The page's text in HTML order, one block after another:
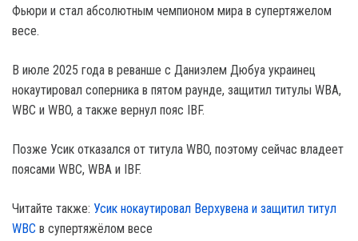
Фьюри и стал абсолютным чемпионом мира в супертяжелом
весе.
В июле 2025 года в реванше с Даниэлем Дюбуа украинец
нокаутировал соперника в пятом раунде, защитил титулы WBA,
WBC и WBO, а также вернул пояс IBF.
Позже Усик отказался от титула WBO, поэтому сейчас владеет
поясами WBC, WBA и IBF.
Читайте также: Усик нокаутировал Верхувена и защитил титул
WBC в супертяжёлом весе